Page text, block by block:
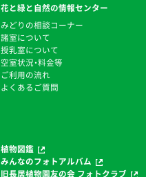
花と緑と自然の情報センター
みどりの相談コーナー
諸室について
授乳室について
空室状況・料金等
ご利用の流れ
よくあるご質問
植物図鑑
みんなのフォトアルバム
旧長居植物園友の会 フォトクラブ